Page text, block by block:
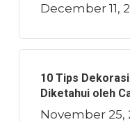
December 11,
10 Tips
Diketahui oleh
November 25,